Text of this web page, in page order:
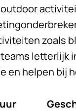
zoals
letterlijk
en helpen bij